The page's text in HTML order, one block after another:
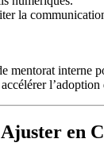
la
mentorat interne
en